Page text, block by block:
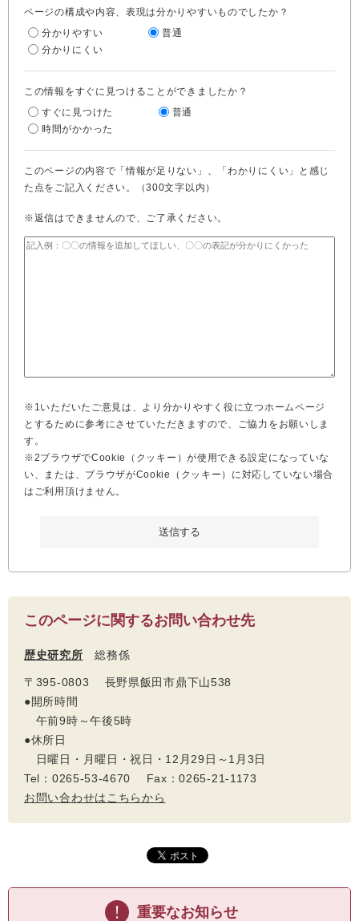
ページの構成や内容、表現は分かりやすいものでしたか？
分かりやすい
普通
分かりにくい
この情報をすぐに見つけることができましたか？
すぐに見つけた
普通
時間がかかった
このページの内容で「情報が足りない」、「わかりにくい」と感じ
た点をご記入ください。（300文字以内）
※返信はできませんので、ご了承ください。
※1いただいたご意見は、より分かりやすく役に立つホームページ
とするために参考にさせていただきますので、ご協力をお願いしま
す。
※2ブラウザでCookie（クッキー）が使用できる設定になっていな
い、または、ブラウザがCookie（クッキー）に対応していない場合
はご利用頂けません。
このページに関するお問い合わせ先
歴史研究所 総務係
〒395-0803 長野県飯田市鼎下山538
●開所時間
午前9時～午後5時
●休所日
日曜日・月曜日・祝日・12月29日～1月3日
Tel：0265-53-4670 Fax：0265-21-1173
お問い合わせはこちらから
重要なお知らせ